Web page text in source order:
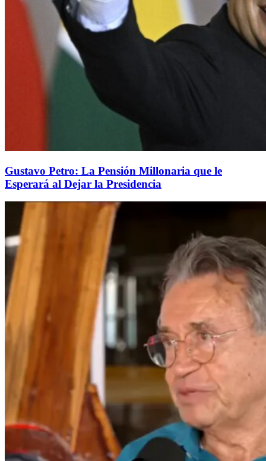
Gustavo Petro: La Pensión Millonaria que le
Esperará al Dejar la Presidencia